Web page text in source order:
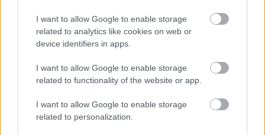
I want to allow Google to enable storage
related to analytics like cookies on web or
device identifiers in apps.
I want to allow Google to enable storage
related to functionality of the website or app.
I want to allow Google to enable storage
related to personalization.
Parc Fermé
Hakkinen megtartaná a Norris-Piastri párost a